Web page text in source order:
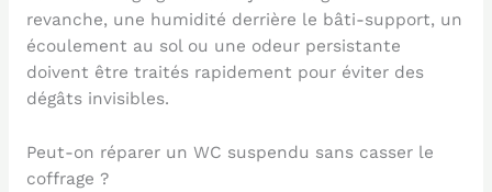
revanche, une humidité derrière le bâti-support, un
écoulement au sol ou une odeur persistante
doivent être traités rapidement pour éviter des
dégâts invisibles.
Peut-on réparer un WC suspendu sans casser le
coffrage ?